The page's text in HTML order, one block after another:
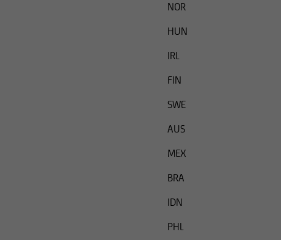
NOR
HUN
IRL
FIN
SWE
AUS
MEX
BRA
IDN
PHL